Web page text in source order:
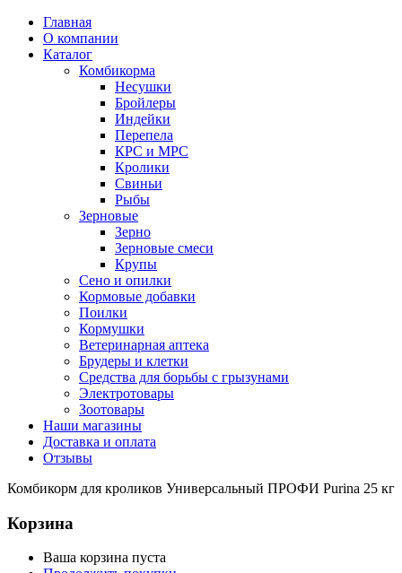
Главная
О компании
Каталог
Комбикорма
Несушки
Бройлеры
Индейки
Перепела
КРС и МРС
Кролики
Свиньи
Рыбы
Зерновые
Зерно
Зерновые смеси
Крупы
Сено и опилки
Кормовые добавки
Поилки
Кормушки
Ветеринарная аптека
Брудеры и клетки
Средства для борьбы с грызунами
Электротовары
Зоотовары
Наши магазины
Доставка и оплата
Отзывы
Комбикорм для кроликов Универсальный ПРОФИ Purina 25 кг
Корзина
Ваша корзина пуста